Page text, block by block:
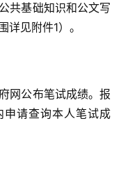
共基础知识和公文写
见附件1）。
网公布笔试成绩。报
请查询本人笔试成